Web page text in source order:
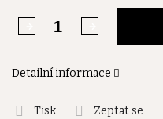
Detailní informace
Tisk Zeptat se